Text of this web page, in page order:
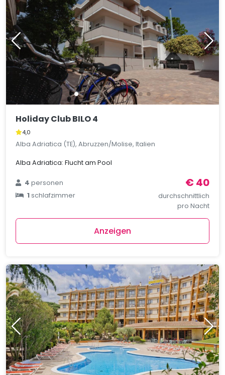
Holiday Club BILO 4
4,0
Alba Adriatica (TE), Abruzzen/Molise, Italien
Alba Adriatica: Flucht am Pool
4personen
1schlafzimmer
€ 40
durchschnittlich
pro Nacht
Anzeigen